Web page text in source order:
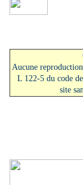
Aucune
L 122-5 du code
site